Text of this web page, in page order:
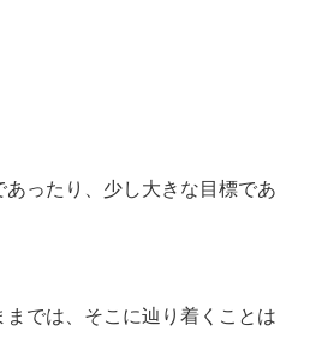
ったり、少し大きな目標であ
では、そこに辿り着くことは